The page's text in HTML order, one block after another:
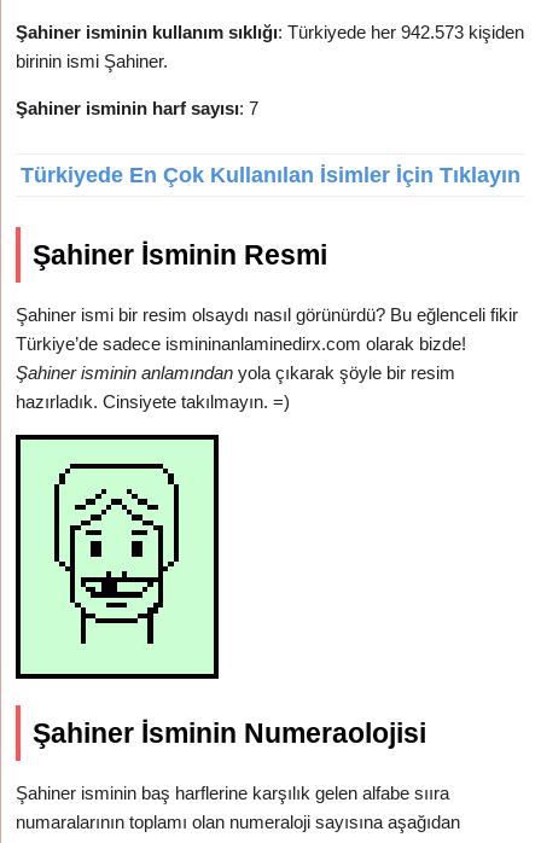
Şahiner isminin kullanım sıklığı: Türkiyede her 942.573 kişiden
birinin ismi Şahiner.
Şahiner isminin harf sayısı: 7
Türkiyede En Çok Kullanılan İsimler İçin Tıklayın
Şahiner İsminin Resmi
Şahiner ismi bir resim olsaydı nasıl görünürdü? Bu eğlenceli fikir
Türkiye’de sadece ismininanlaminedirx.com olarak bizde!
Şahiner isminin anlamından yola çıkarak şöyle bir resim
hazırladık. Cinsiyete takılmayın. =)
Şahiner İsminin Numeraolojisi
Şahiner isminin baş harflerine karşılık gelen alfabe sııra
numaralarının toplamı olan numeraloji sayısına aşağıdan